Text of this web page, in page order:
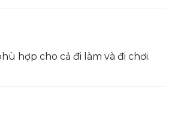
hợp cho cả đi làm và đi chơi.